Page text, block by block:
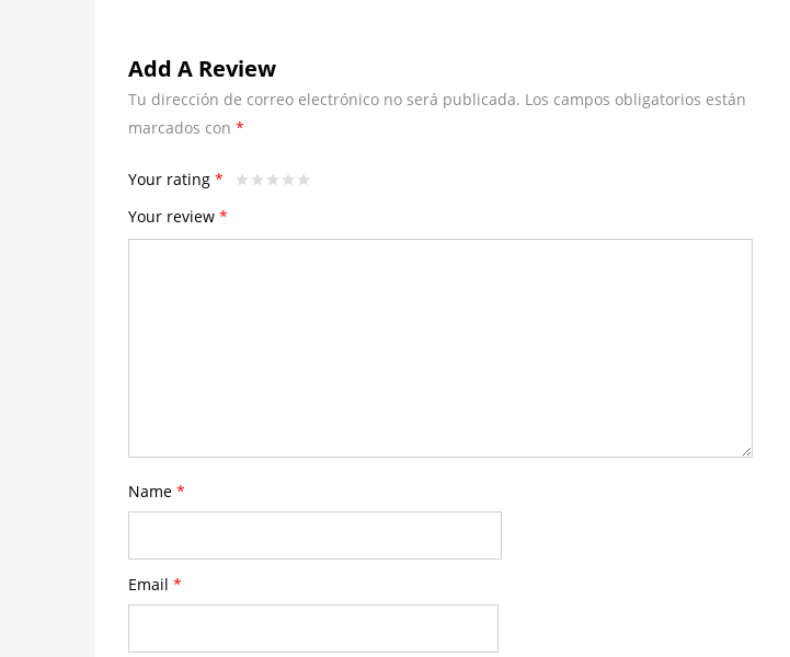
Add A Review
Tu dirección de correo electrónico no será publicada. Los campos obligatorios están
marcados con *
Your rating *
Your review *
Name *
Email *